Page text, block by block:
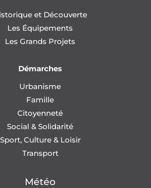
et Découverte
Les Équipements
Les Grands Projets
Démarches
Urbanisme
Famille
Citoyenneté
Social & Solidarité
Sport, Culture & Loisir
Transport
Météo